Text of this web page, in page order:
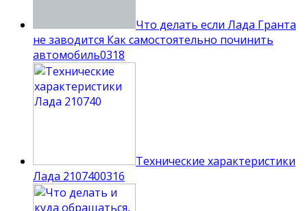
Что делать если Лада Гранта
не заводится Как самостоятельно починить
автомобиль0318
Технические характеристики
Лада 2107400316